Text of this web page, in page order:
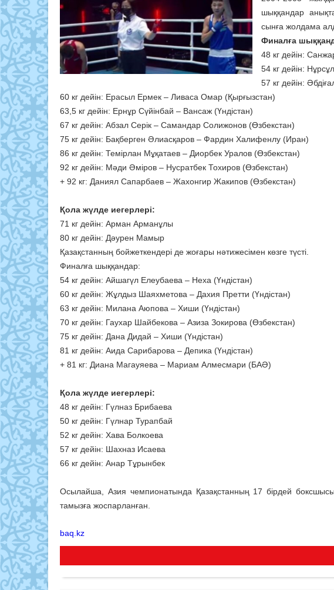
шыққандар
сынға жолдама
Финалға
48 кг дейін:
54 кг дейін:
57 кг дейін:
60 кг дейін: Ерасыл Ермек – Ливаса Омар (Қырғызстан)
63,5 кг дейін: Ернұр Сүйінбай – Вансаж (Үндістан)
67 кг дейін: Абзал Серік – Самандар Солижонов (Өзбекстан)
75 кг дейін: Бақберген Әлиасқаров – Фардин Халифенлу (Иран)
86 кг дейін: Темірлан Мұқатаев – Диорбек Уралов (Өзбекстан)
92 кг дейін: Мәди Әміров – Нусратбек Тохиров (Өзбекстан)
+ 92 кг: Даниял Сапарбаев – Жахонгир Жакипов (Өзбекстан)
Қола жүлде иегерлері:
71 кг дейін: Арман Арманұлы
80 кг дейін: Дәурен Мамыр
Қазақстанның бойжеткендері де жоғары нәтижесімен көзге түсті.
Финалға шыққандар:
54 кг дейін: Айшагүл Елеубаева – Неха (Үндістан)
60 кг дейін: Жұлдыз Шаяхметова – Дахия Претти (Үндістан)
63 кг дейін: Милана Аюпова – Хиши (Үндістан)
70 кг дейін: Гаухар Шайбекова – Азиза Зокирова (Өзбекстан)
75 кг дейін: Дана Дидай – Хиши (Үндістан)
81 кг дейін: Аида Сарибарова – Депика (Үндістан)
+ 81 кг: Диана Магауяева – Мариам Алмесмари (БАӘ)
Қола жүлде иегерлері:
48 кг дейін: Гүлназ Брибаева
50 кг дейін: Гүлнар Турапбай
52 кг дейін: Хава Болкоева
57 кг дейін: Шахназ Исаева
66 кг дейін: Анар Тұрынбек
Осылайша, Азия чемпионатында Қазақстанның 17 бірдей
тамызға жоспарланған.
baq.kz